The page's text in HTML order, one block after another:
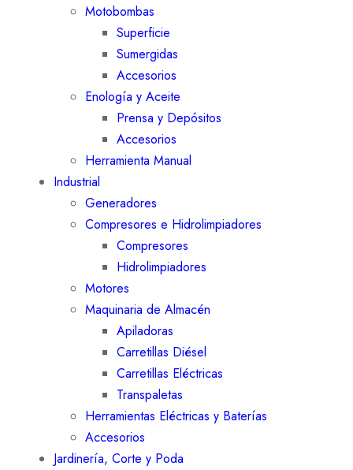
Motobombas
Superficie
Sumergidas
Accesorios
Enología y Aceite
Prensa y Depósitos
Accesorios
Herramienta Manual
Industrial
Generadores
Compresores e Hidrolimpiadores
Compresores
Hidrolimpiadores
Motores
Maquinaria de Almacén
Apiladoras
Carretillas Diésel
Carretillas Eléctricas
Transpaletas
Herramientas Eléctricas y Baterías
Accesorios
Jardinería, Corte y Poda